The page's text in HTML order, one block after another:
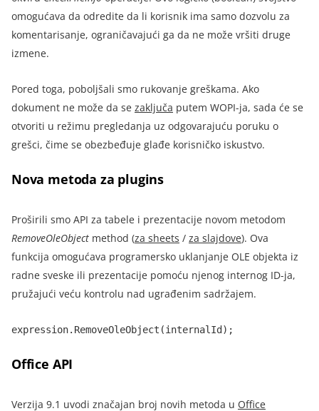
omogućava da odredite da li korisnik ima samo dozvolu za
komentarisanje, ograničavajući ga da ne može vršiti druge
izmene.
Pored toga, poboljšali smo rukovanje greškama. Ako
dokument ne može da se zaključa putem WOPI-ja, sada će se
otvoriti u režimu pregledanja uz odgovarajuću poruku o
grešci, čime se obezbeđuje glađe korisničko iskustvo.
Nova metoda za plugins
Proširili smo API za tabele i prezentacije novom metodom
RemoveOleObject method (za sheets / za slajdove). Ova
funkcija omogućava programersko uklanjanje OLE objekta iz
radne sveske ili prezentacije pomoću njenog internog ID-ja,
pružajući veću kontrolu nad ugrađenim sadržajem.
expression.RemoveOleObject(internalId);
Office API
Verzija 9.1 uvodi značajan broj novih metoda u Office